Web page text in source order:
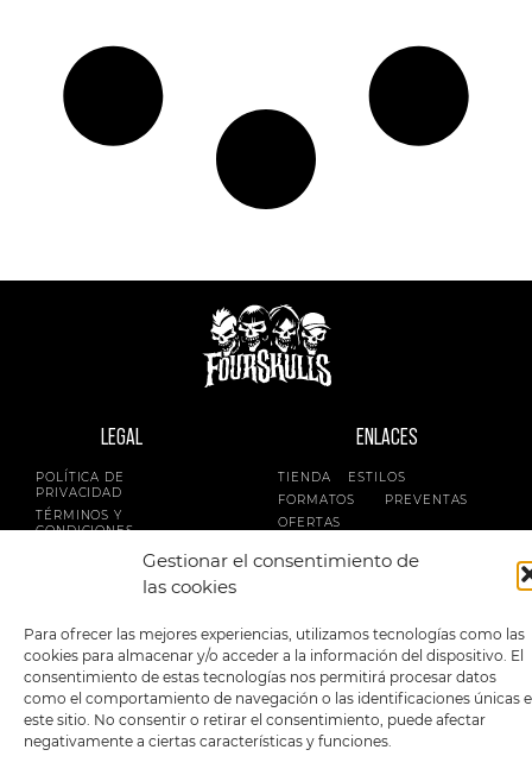
Gestionar el consentimiento de
las cookies
Para ofrecer las mejores experiencias, utilizamos tecnologías como las
cookies para almacenar y/o acceder a la información del dispositivo. El
consentimiento de estas tecnologías nos permitirá procesar datos
como el comportamiento de navegación o las identificaciones únicas
este sitio. No consentir o retirar el consentimiento, puede afectar
negativamente a ciertas características y funciones.
LEGAL
POLÍTICA DE
PRIVACIDAD
TÉRMINOS Y
CONDICIONES
POLÍTICA DE COOKIES
ENLACES
TIENDA
ESTILOS
FORMATOS
PREVENTAS
OFERTAS
FOUR SKULLS
SIGUENOS EN: METODOS DE PAGO: